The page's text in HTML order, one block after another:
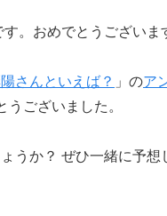
す。おめでとうございま
さんといえば？ 」のア
ございました。
うか？ ぜひ一緒に予想